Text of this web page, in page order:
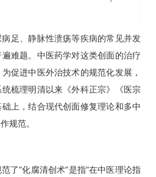
足、静脉性溃疡等疾病的常见并发
难题。中医药学对这类创面的治疗
促进中医外治技术的规范化发展，
梳理明清以来《外科正宗》《医宗
上，结合现代创面修复理论和多中
规范。
了"化腐清创术"是指"在中医理论指